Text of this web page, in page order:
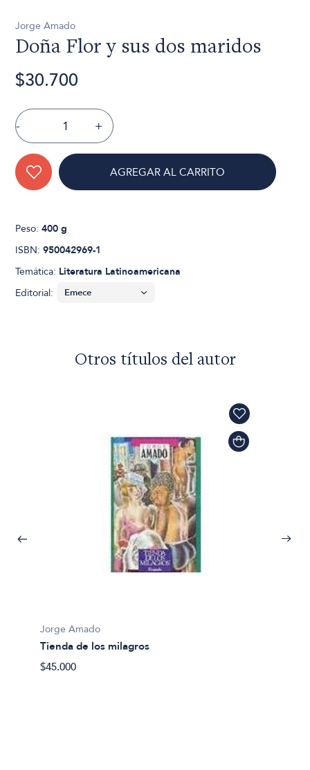
Jorge Amado
Doña Flor y sus dos maridos
$30.700
- +
AGREGAR AL CARRITO
Peso:400 g
ISBN:950042969-1
Temática: Literatura Latinoamericana
Editorial:
Otros títulos del autor
Jorge Amado
Tienda de los milagros
$45.000